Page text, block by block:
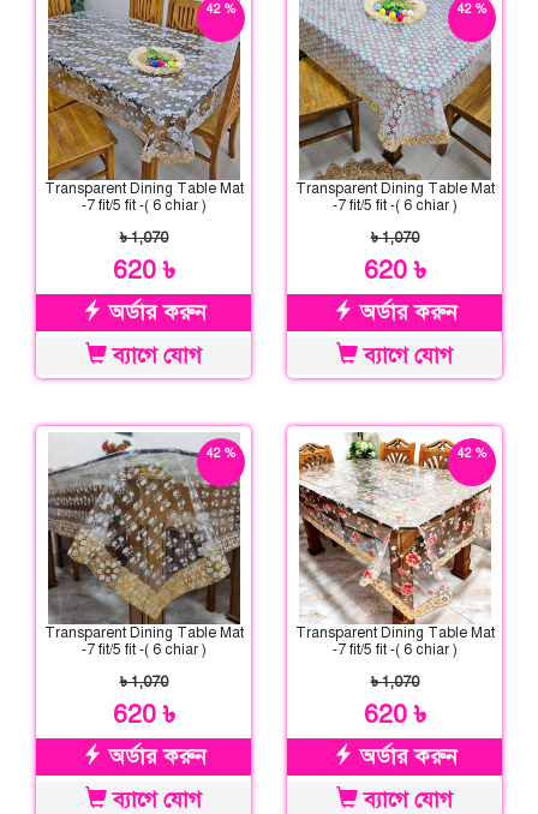
42 %
Transparent Dining Table Mat
-7 fit/5 fit -( 6 chiar )
৳ 1,070
620 ৳
অর্ডার করুন
ব্যাগে যোগ
42 %
Transparent Dining Table Mat
-7 fit/5 fit -( 6 chiar )
৳ 1,070
620 ৳
অর্ডার করুন
ব্যাগে যোগ
42 %
Transparent Dining Table Mat
-7 fit/5 fit -( 6 chiar )
৳ 1,070
620 ৳
অর্ডার করুন
ব্যাগে যোগ
42 %
Transparent Dining Table Mat
-7 fit/5 fit -( 6 chiar )
৳ 1,070
620 ৳
অর্ডার করুন
ব্যাগে যোগ